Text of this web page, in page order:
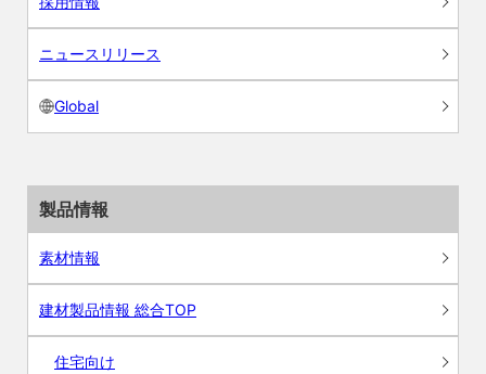
ニュースリリース
Global
製品情報
素材情報
建材製品情報 総合TOP
住宅向け